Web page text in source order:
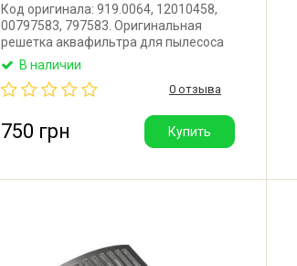
Код оригинала: 919.0064, 12010458,
00797583, 797583. Оригинальная
решетка аквафильтра для пылесоса
Zelmer, Bosch, Constructa.
В наличии
0 отзыва
750 грн Купить